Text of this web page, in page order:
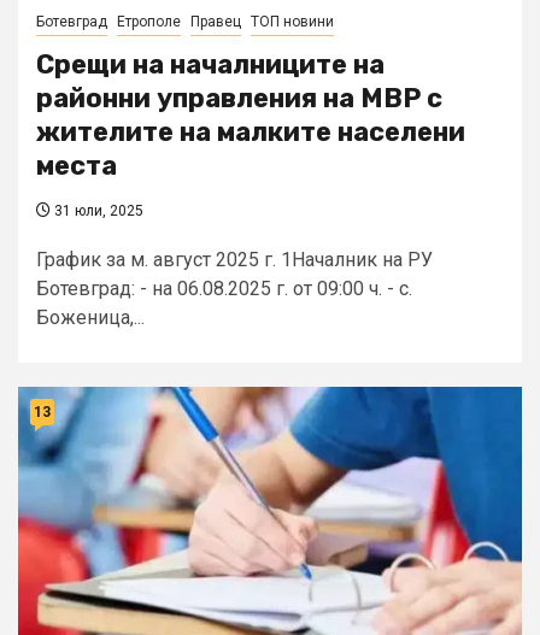
Ботевград Етрополе Правец ТОП новини
Срещи на началниците на
районни управления на МВР с
жителите на малките населени
места
31 юли, 2025
График за м. август 2025 г. 1Началник на РУ
Ботевград: - на 06.08.2025 г. от 09:00 ч. - с.
Боженица,...
13